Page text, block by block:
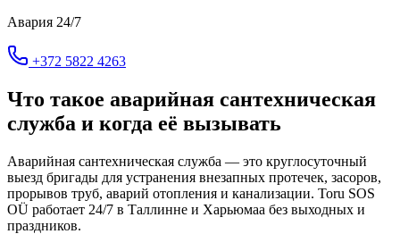
Авария 24/7
+372 5822 4263
Что такое аварийная сантехническая
служба и когда её вызывать
Аварийная сантехническая служба — это круглосуточный
выезд бригады для устранения внезапных протечек, засоров,
прорывов труб, аварий отопления и канализации. Toru SOS
OÜ работает 24/7 в Таллинне и Харьюмаа без выходных и
праздников.